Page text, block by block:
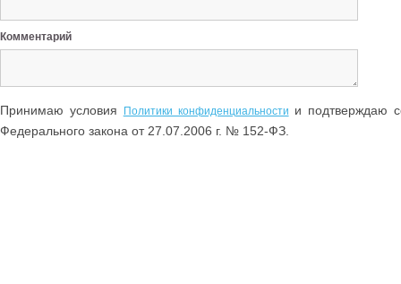
Комментарий
Принимаю условия Политики конфиденциальности и подтверждаю
Федерального закона от 27.07.2006 г. № 152-ФЗ.